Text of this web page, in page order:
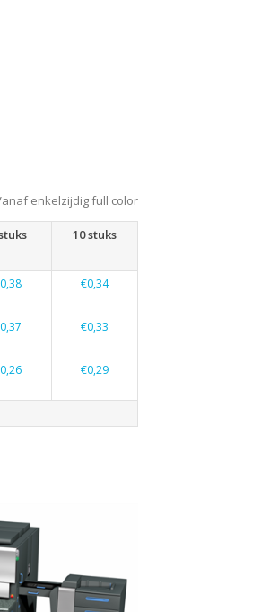
enkelzijdig full color
10 stuks
€0,34
€0,33
€0,29